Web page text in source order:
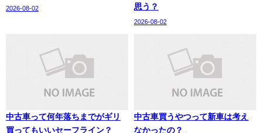
2026-08-02
思う？
2026-08-02
中古車って何年落ちまでがギリ
買ってもいいセーフライン？
中古車買うやつって新車は考え
なかったの？